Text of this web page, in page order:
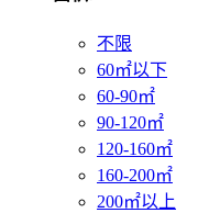
不限
60㎡以下
60-90㎡
90-120㎡
120-160㎡
160-200㎡
200㎡以上